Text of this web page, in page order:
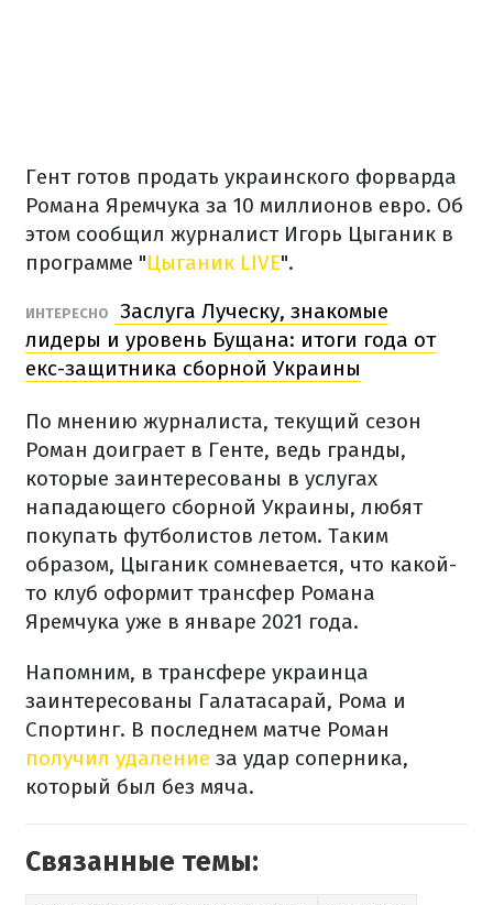
Гент готов продать украинского форварда
Романа Яремчука за 10 миллионов евро. Об
этом сообщил журналист Игорь Цыганик в
программе "Цыганик LIVE".
ИНТЕРЕСНО
Заслуга Луческу, знакомые
лидеры и уровень Бущана: итоги года от
екс-защитника сборной Украины
По мнению журналиста, текущий сезон
Роман доиграет в Генте, ведь гранды,
которые заинтересованы в услугах
нападающего сборной Украины, любят
покупать футболистов летом. Таким
образом, Цыганик сомневается, что какой-
то клуб оформит трансфер Романа
Яремчука уже в январе 2021 года.
Напомним, в трансфере украинца
заинтересованы Галатасарай, Рома и
Спортинг. В последнем матче Роман
получил удаление за удар соперника,
который был без мяча.
Связанные темы: